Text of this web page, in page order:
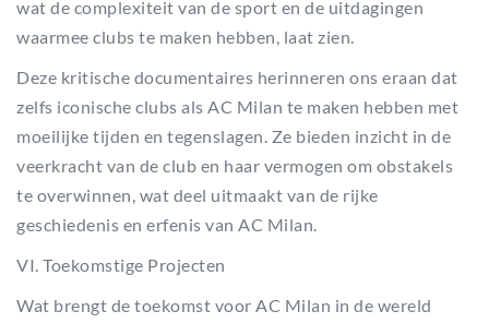
wat de complexiteit van de sport en de uitdagingen
waarmee clubs te maken hebben, laat zien.
Deze kritische documentaires herinneren ons eraan dat
zelfs iconische clubs als AC Milan te maken hebben met
moeilijke tijden en tegenslagen. Ze bieden inzicht in de
veerkracht van de club en haar vermogen om obstakels
te overwinnen, wat deel uitmaakt van de rijke
geschiedenis en erfenis van AC Milan.
VI. Toekomstige Projecten
Wat brengt de toekomst voor AC Milan in de wereld